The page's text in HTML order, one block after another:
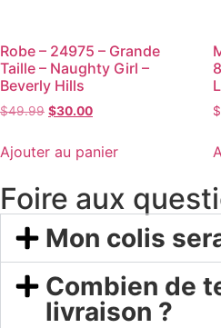
Robe – 24975 – Grande
Taille – Naughty Girl –
Beverly Hills
$49.99 $30.00
Ajouter au panier
$
Foire aux
Mon colis
Combien de
livraison ?